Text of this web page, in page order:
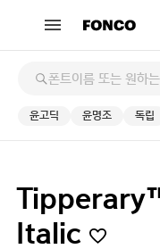
윤고딕 윤명조 독립
Italic